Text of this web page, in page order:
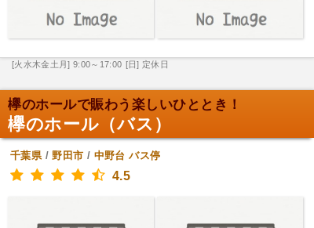
[火水木金土月] 9:00～17:00 [日] 定休日
欅のホールで賑わう楽しいひととき！
欅のホール（バス）
千葉県/野田市 / 中野台 バス停
4.5